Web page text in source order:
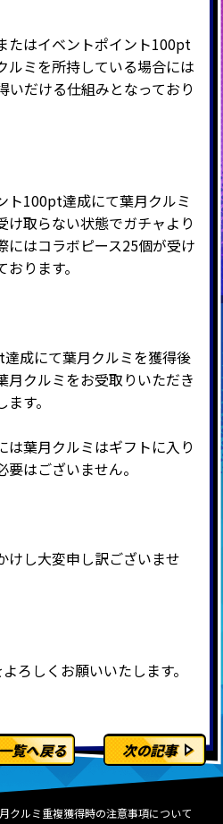
たはイベントポイント100pt
ルミを所持している場合には
いだける仕組みとなっており
ト100pt達成にて葉月クルミ
け取らない状態でガチャより
にはコラボピース25個が受け
ります。
成にて葉月クルミを獲得後
月クルミをお受取りいただき
す。
は葉月クルミはギフトに入り
はございません。
けし大変申し訳ございませ
ろしくお願いいたします。
覧へ戻る 次の記事
クルミ重複獲得時の注意事項について